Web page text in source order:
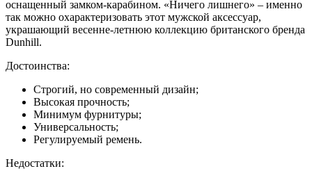
оснащенный замком-карабином. «Ничего лишнего» – именно
так можно охарактеризовать этот мужской аксессуар,
украшающий весенне-летнюю коллекцию британского бренда
Dunhill.
Достоинства:
Строгий, но современный дизайн;
Высокая прочность;
Минимум фурнитуры;
Универсальность;
Регулируемый ремень.
Недостатки: